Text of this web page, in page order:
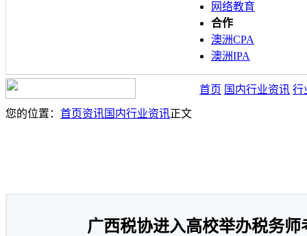
网络教育
合作
澳洲CPA
澳洲IPA
首页 国内行业资讯 行
您的位置： 首页资讯国内行业资讯正文
广西税协进入高校举办税务师